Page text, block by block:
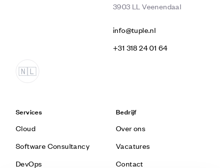
3903 LL Veenendaal
info@tuple.nl
‭+31 318 24 01 64‬
Services
Cloud
Software Consultancy
DevOps
Bedrijf
Over ons
Vacatures
Contact